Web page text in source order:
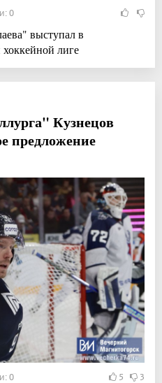
0
выступал в
лиге
Кузнецов
предложение
0 5 3